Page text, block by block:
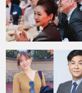
{PLAYICON}